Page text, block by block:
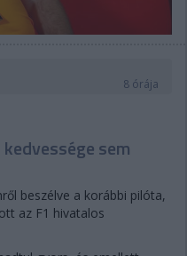
8 órája
sem
beszélve a korábbi pilóta,
az F1 hivatalos